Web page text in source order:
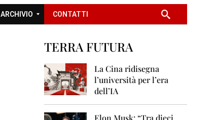
ARCHIVIO CONTATTI
TERRA FUTURA
La Cina ridisegna
l’università per l’era
dell’IA
Elon Musk: “Tra dieci